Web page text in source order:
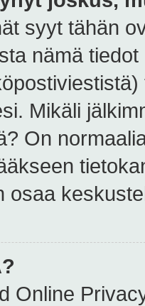
syyt tähän
nämä
Mikäli
On
osaa
Online